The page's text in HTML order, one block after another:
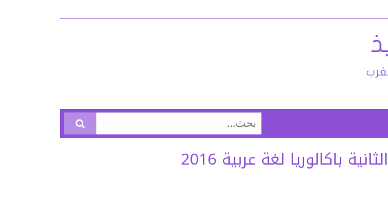
البحث
عن:
لغة عربية 2016